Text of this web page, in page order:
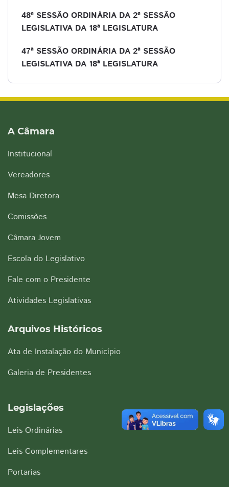
48ª SESSÃO ORDINÁRIA DA 2ª SESSÃO
LEGISLATIVA DA 18ª LEGISLATURA
47ª SESSÃO ORDINÁRIA DA 2ª SESSÃO
LEGISLATIVA DA 18ª LEGISLATURA
A Câmara
Institucional
Vereadores
Mesa Diretora
Comissões
Câmara Jovem
Escola do Legislativo
Fale com o Presidente
Atividades Legislativas
Arquivos Históricos
Ata de Instalação do Município
Galeria de Presidentes
Legislações
Leis Ordinárias
Leis Complementares
Portarias